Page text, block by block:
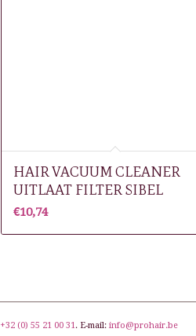
HAIR VACUUM CLEANER
UITLAAT FILTER SIBEL
€10,74
+32 (0) 55 21 00 31. E-mail: info@prohair.be